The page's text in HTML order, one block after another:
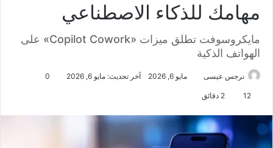
مهامك للذكاء الاصطناعي
مايكروسوفت تطلق ميزات «Copilot Cowork» على
الهواتف الذكية
نرجس عيسى مايو 6, 2026 آخر تحديث: مايو 6, 2026 0
12